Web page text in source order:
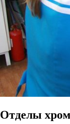
Отделы